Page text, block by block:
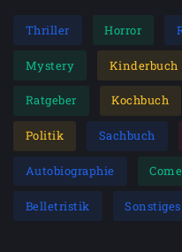
Thriller Horror
Mystery Kinderbuch
Ratgeber Kochbuch
Politik Sachbuch
Autobiographie
Belletristik Sonstiges